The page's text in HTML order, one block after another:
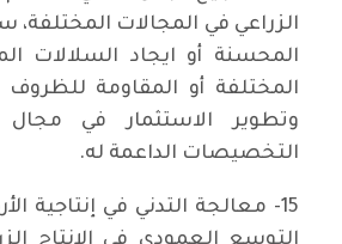
الزراعي في المجالات المختلفة،
المحسنة أو ايجاد السلالات
المختلفة أو المقاومة للظروف
وتطوير الاستثمار في مجال
التخصيصات الداعمة له.
15- معالجة التدني في إنتاجية